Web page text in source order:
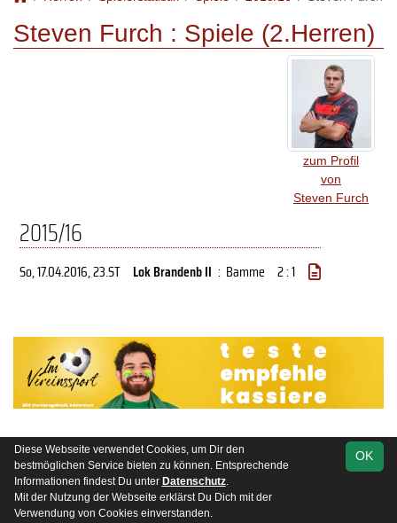
Steven Furch : Spiele (2.Herren)
zum Profil
von
Steven Furch
2015/16
So, 17.04.2016, 23.ST Lok Brandenb II : Bamme 2 : 1
soccero.de
© 2006 - 2026
Besucherstatistik Kontakt Impressum
OK
Diese Webseite verwendet Cookies, um Dir den
bestmöglichen Service bieten zu können. Entsprechende
Informationen findest Du unter Datenschutz.
Mit der Nutzung der Webseite erklärst Du Dich mit der
Verwendung von Cookies einverstanden.